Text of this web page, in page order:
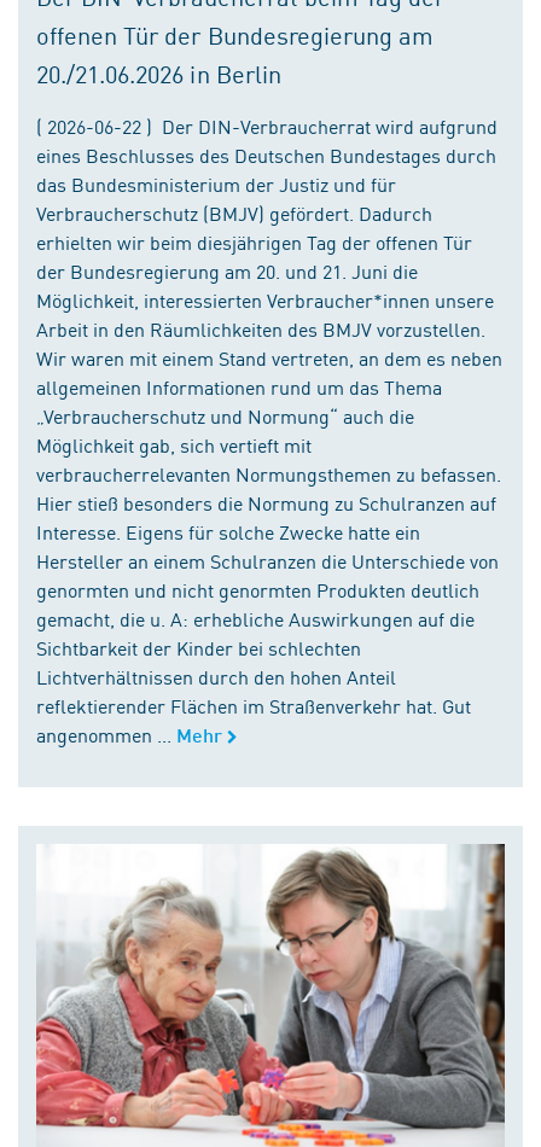
offenen Tür der Bundesregierung am
20./21.06.2026 in Berlin
( 2026-06-22 ) Der DIN-Verbraucherrat wird aufgrund
eines Beschlusses des Deutschen Bundestages durch
das Bundesministerium der Justiz und für
Verbraucherschutz (BMJV) gefördert. Dadurch
erhielten wir beim diesjährigen Tag der offenen Tür
der Bundesregierung am 20. und 21. Juni die
Möglichkeit, interessierten Verbraucher*innen unsere
Arbeit in den Räumlichkeiten des BMJV vorzustellen.
Wir waren mit einem Stand vertreten, an dem es neben
allgemeinen Informationen rund um das Thema
„Verbraucherschutz und Normung“ auch die
Möglichkeit gab, sich vertieft mit
verbraucherrelevanten Normungsthemen zu befassen.
Hier stieß besonders die Normung zu Schulranzen auf
Interesse. Eigens für solche Zwecke hatte ein
Hersteller an einem Schulranzen die Unterschiede von
genormten und nicht genormten Produkten deutlich
gemacht, die u. A: erhebliche Auswirkungen auf die
Sichtbarkeit der Kinder bei schlechten
Lichtverhältnissen durch den hohen Anteil
reflektierender Flächen im Straßenverkehr hat. Gut
angenommen ...
Mehr